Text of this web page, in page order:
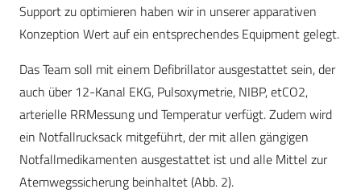
Support zu optimieren haben wir in unserer apparativen
Konzeption Wert auf ein entsprechendes Equipment gelegt.
Das Team soll mit einem Defibrillator ausgestattet sein, der
auch über 12-Kanal EKG, Pulsoxymetrie, NIBP, etCO2,
arterielle RRMessung und Temperatur verfügt. Zudem wird
ein Notfallrucksack mitgeführt, der mit allen gängigen
Notfallmedikamenten ausgestattet ist und alle Mittel zur
Atemwegssicherung beinhaltet (Abb. 2).